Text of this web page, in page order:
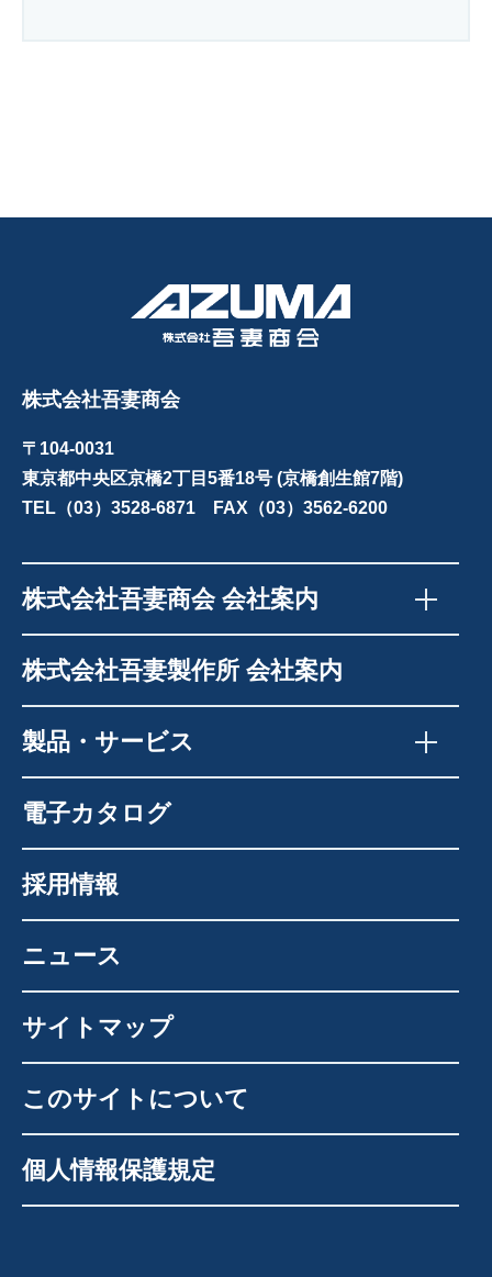
株式会社吾妻商会
〒104-0031
東京都中央区京橋2丁目5番18号 (京橋創生館7階)
TEL（03）3528-6871 FAX（03）3562-6200
株式会社吾妻商会 会社案内
株式会社吾妻製作所 会社案内
製品・サービス
電子カタログ
採用情報
ニュース
サイトマップ
このサイトについて
個人情報保護規定